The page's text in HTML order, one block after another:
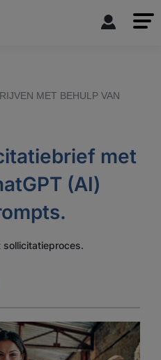
MET BEHULP VAN
met
(AI)
sollicitatieproces.